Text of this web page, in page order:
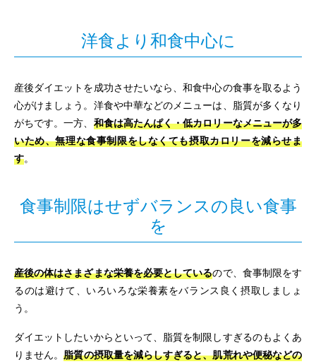
洋食より和食中心に
産後ダイエットを成功させたいなら、和食中心の食事を取るよう
心がけましょう。洋食や中華などのメニューは、脂質が多くなり
がちです。一方、 和食は高たんぱく・低カロリーなメニューが多
いため、無理な食事制限をしなくても摂取カロリーを減らせま
す。
食事制限はせずバランスの良い食事
を
産後の体はさまざまな栄養を必要としているので、食事制限をす
るのは避けて、いろいろな栄養素をバランス良く摂取しましょ
う。
ダイエットしたいからといって、脂質を制限しすぎるのもよくあ
りません。脂質の摂取量を減らしすぎると、肌荒れや便秘などの